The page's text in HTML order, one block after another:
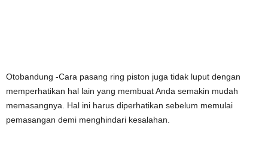
Otobandung -Cara pasang ring piston juga tidak luput dengan
memperhatikan hal lain yang membuat Anda semakin mudah
memasangnya. Hal ini harus diperhatikan sebelum memulai
pemasangan demi menghindari kesalahan.